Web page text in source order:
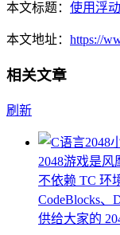
本文标题： 使用浮
本文地址： https://
相关文章
刷新
2048游戏是
不依赖 TC 环
CodeBlocks
供给大家的